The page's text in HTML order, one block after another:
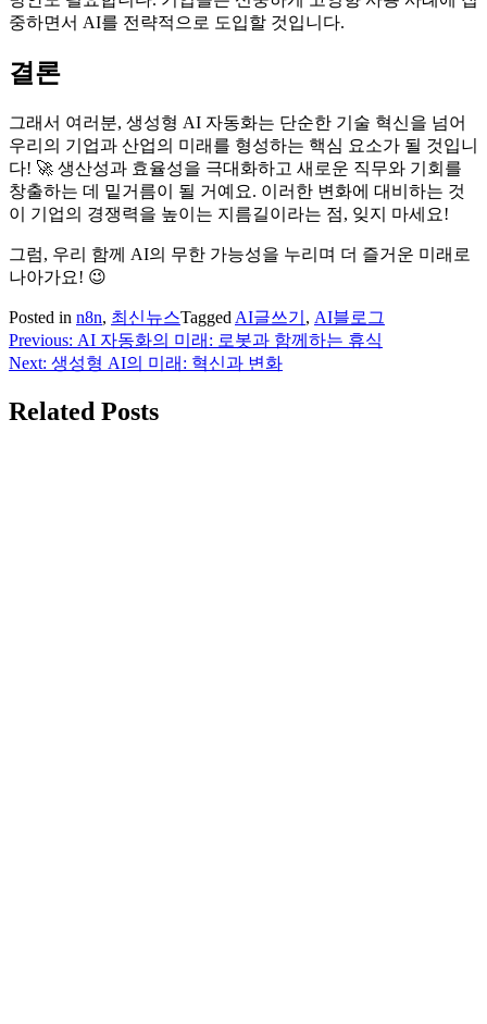
중하면서 AI를 전략적으로 도입할 것입니다.
결론
그래서 여러분, 생성형 AI 자동화는 단순한 기술 혁신을 넘어
우리의 기업과 산업의 미래를 형성하는 핵심 요소가 될 것입니
다! 🚀 생산성과 효율성을 극대화하고 새로운 직무와 기회를
창출하는 데 밑거름이 될 거예요. 이러한 변화에 대비하는 것
이 기업의 경쟁력을 높이는 지름길이라는 점, 잊지 마세요!
그럼, 우리 함께 AI의 무한 가능성을 누리며 더 즐거운 미래로
나아가요! 😉
Posted in n8n, 최신뉴스Tagged AI글쓰기 , AI블로그
글
색
Previous: AI 자동화의 미래: 로봇과 함께하는 휴식
Next: 생성형 AI의 미래: 혁신과 변화
Related Posts